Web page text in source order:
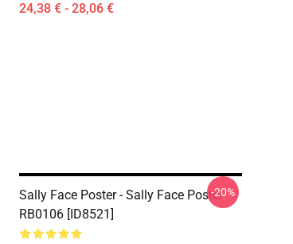
24,38 € - 28,06 €
Sally Face Poster - Sally Face Poster
RB0106 [ID8521]
-20%